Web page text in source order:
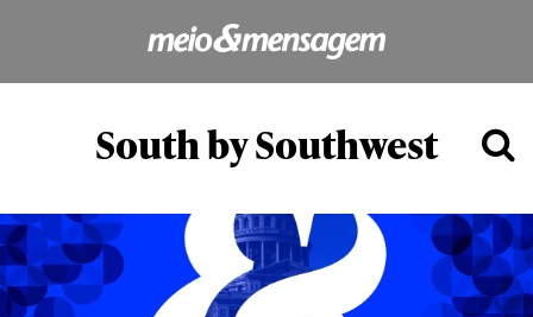
South by Southwest